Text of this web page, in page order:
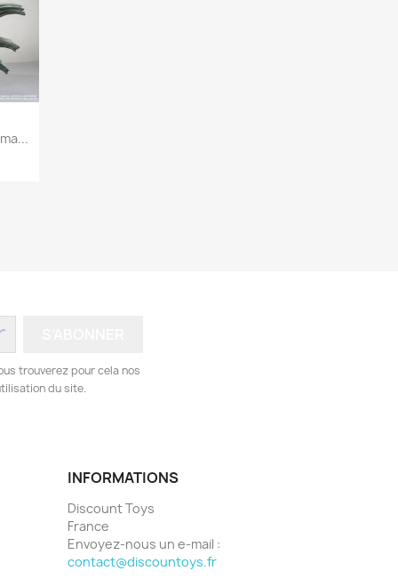
trouverez pour cela nos
du site.
INFORMATIONS
Discount Toys
France
Envoyez-nous un e-mail :
contact@discountoys.fr